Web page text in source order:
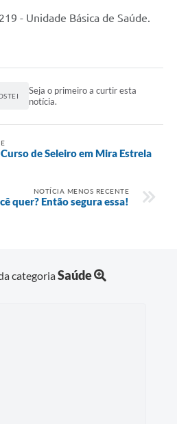
- Unidade Básica de Saúde.
Seja o primeiro a curtir esta
notícia.
de Seleiro em Mira Estrela
NOTÍCIA MENOS RECENTE
quer? Então segura essa!
categoriaSaúde